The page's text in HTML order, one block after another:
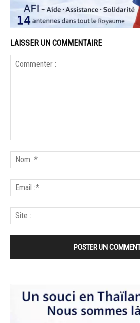
LAISSER UN COMMENTAIRE